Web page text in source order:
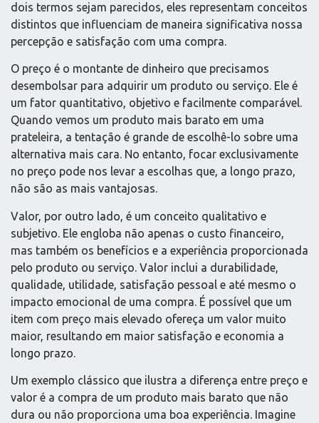
dois termos sejam parecidos, eles representam conceitos
distintos que influenciam de maneira significativa nossa
percepção e satisfação com uma compra.
O preço é o montante de dinheiro que precisamos
desembolsar para adquirir um produto ou serviço. Ele é
um fator quantitativo, objetivo e facilmente comparável.
Quando vemos um produto mais barato em uma
prateleira, a tentação é grande de escolhê-lo sobre uma
alternativa mais cara. No entanto, focar exclusivamente
no preço pode nos levar a escolhas que, a longo prazo,
não são as mais vantajosas.
Valor, por outro lado, é um conceito qualitativo e
subjetivo. Ele engloba não apenas o custo financeiro,
mas também os benefícios e a experiência proporcionada
pelo produto ou serviço. Valor inclui a durabilidade,
qualidade, utilidade, satisfação pessoal e até mesmo o
impacto emocional de uma compra. É possível que um
item com preço mais elevado ofereça um valor muito
maior, resultando em maior satisfação e economia a
longo prazo.
Um exemplo clássico que ilustra a diferença entre preço e
valor é a compra de um produto mais barato que não
dura ou não proporciona uma boa experiência. Imagine